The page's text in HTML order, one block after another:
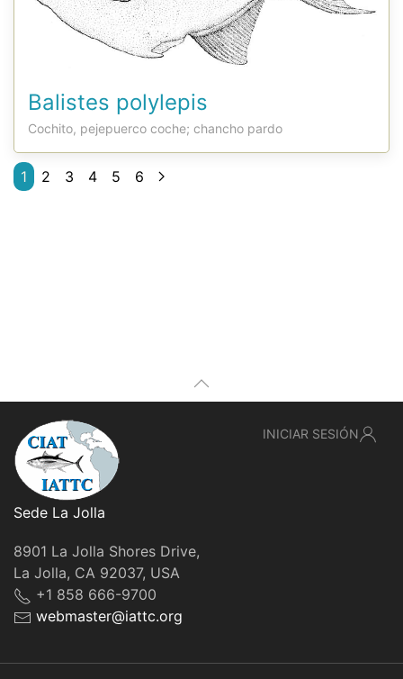
Balistes polylepis
Cochito, pejepuerco coche; chancho pardo
1 2 3 4 5 6
Sede La Jolla
8901 La Jolla Shores Drive,
La Jolla, CA 92037, USA
+1 858 666-9700
webmaster@iattc.org
INICIAR SESIÓN